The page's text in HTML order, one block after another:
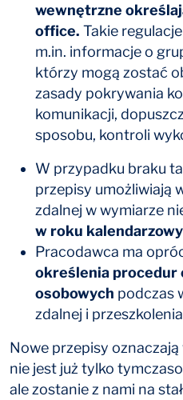
wewnętrzne
office. Takie
m.in. informacje o
którzy mogą zostać
zasady pokrywania
komunikacji,
sposobu, kontroli
W przypadku braku
przepisy umożliwiają
zdalnej w wymiarze
w roku
Pracodawca ma
określenia procedur
osobowych podczas
zdalnej i
Nowe przepisy
nie jest już tylko
ale zostanie z nami na